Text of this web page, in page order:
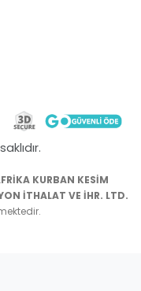
KURBAN KESİM
İTHALAT VE İHR. LTD.